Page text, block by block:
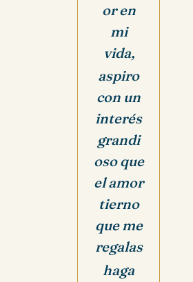
or en
mi
vida,
aspiro
con un
interés
grandi
oso que
el amor
tierno
que me
regalas
haga